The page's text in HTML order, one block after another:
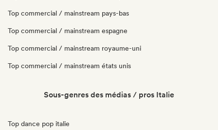
Top commercial / mainstream pays-bas
Top commercial / mainstream espagne
Top commercial / mainstream royaume-uni
Top commercial / mainstream états unis
Sous-genres des médias / pros Italie
Top dance pop italie